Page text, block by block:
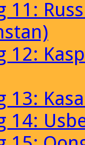
11:
12:
13:
14: